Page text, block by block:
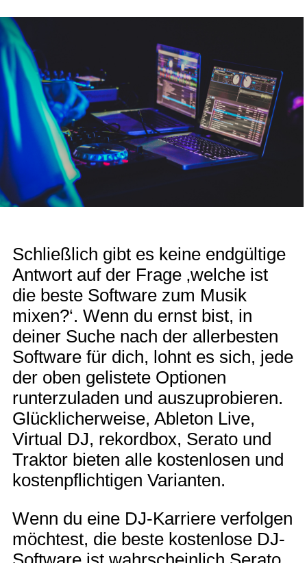
Schließlich gibt es keine endgültige
Antwort auf der Frage ‚welche ist
die beste Software zum Musik
mixen?‘. Wenn du ernst bist, in
deiner Suche nach der allerbesten
Software für dich, lohnt es sich, jede
der oben gelistete Optionen
runterzuladen und auszuprobieren.
Glücklicherweise, Ableton Live,
Virtual DJ, rekordbox, Serato und
Traktor bieten alle kostenlosen und
kostenpflichtigen Varianten.
Wenn du eine DJ-Karriere verfolgen
möchtest, die beste kostenlose DJ-